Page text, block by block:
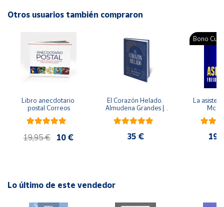
cliente
Ubicación
Península
Baleares
Canarias,
Otros usuarios también compraron
Libro anecdotario
postal Correos
19,95 € 10 €
El Corazón Helado.
Almudena Grandes |
Edición especial de
lujo | Libro con sello y
35 €
Bono
La
Lo último de este vendedor